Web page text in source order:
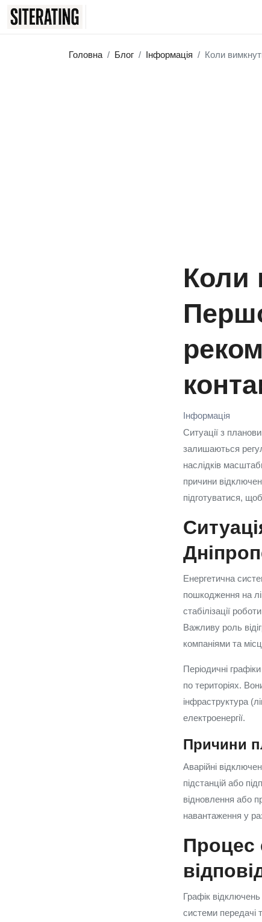
Головна Блог Інформація Коли
Коли
Інформація
Ситуації з
залишаються
наслідків
причини
підготуватися,
Енергетична
пошкодження на
стабілізації
Важливу роль
компаніями та
Періодичні
по територіях.
інфраструктура
електроенергії.
Причини
Аварійні
підстанцій або
відновлення або
навантаження у
Процес
Графік
системи передачі